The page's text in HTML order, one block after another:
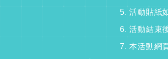
活動貼紙
活動結束
本活動網